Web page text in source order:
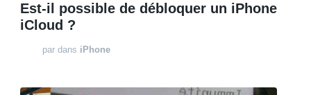
Est-il possible de débloquer un iPhone
iCloud ?
par dans iPhone